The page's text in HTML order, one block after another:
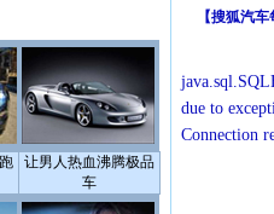
让男人热血沸腾极品
车
【搜狐汽车
due to
Connection